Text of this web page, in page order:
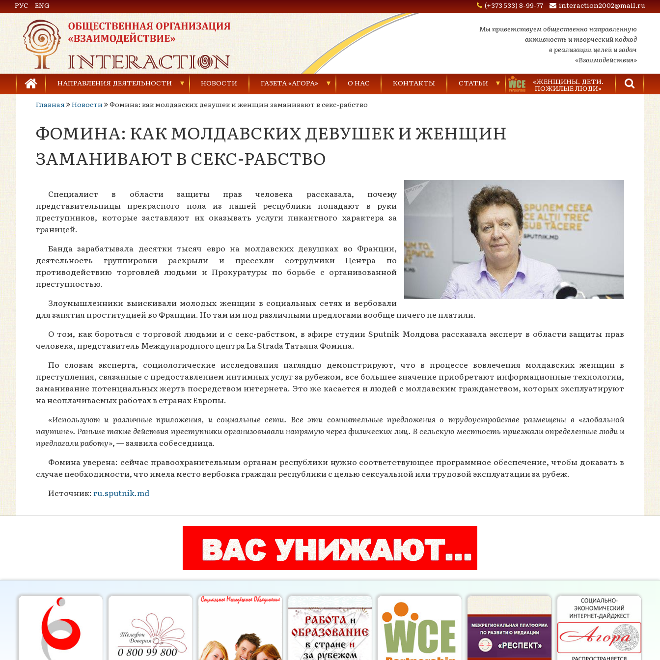
Общественная организация «Взаимодействие»
РУС ENG (+373 533) 8-99-77 interaction2002@mail.ru
Мы приветствуем общественно направленную
активность и творческий подход
в реализации целей и задач
«Взаимодействия»
НАПРАВЛЕНИЯ ДЕЯТЕЛЬНОСТИ
Предупреждение торговли людьми
Предупреждение насилия в семье
Развитие детей и молодёжи
НОВОСТИ ГАЗЕТА «АГОРА»
Газеты за 2021 г.
Газеты за 2020 г.
Газеты за 2018 г.
Газеты за 2016 г.
Газеты за 2014 г.
Газеты за 2013 г.
О НАС КОНТАКТЫ СТАТЬИ
Насилие в семье
«ЖЕНЩИНЫ. ДЕТИ.
ПОЖИЛЫЕ ЛЮДИ»
Главная
Новости Фомина: как молдавских девушек и женщин заманивают в секс-рабство
ФОМИНА: КАК МОЛДАВСКИХ ДЕВУШЕК И ЖЕНЩИН
ЗАМАНИВАЮТ В СЕКС-РАБСТВО
Специалист в области защиты прав человека рассказала, почему
представительницы прекрасного пола из нашей республики попадают в руки
преступников, которые заставляют их оказывать услуги пикантного характера за
границей.
Банда зарабатывала десятки тысяч евро на молдавских девушках во Франции,
деятельность группировки раскрыли и пресекли сотрудники Центра по
противодействию торговлей людьми и Прокуратуры по борьбе с организованной
преступностью.
Злоумышленники выискивали молодых женщин в социальных сетях и вербовали
для занятия проституцией во Франции. Но там им под различными предлогами вообще ничего не платили.
О том, как бороться с торговой людьми и с секс-рабством, в эфире студии Sputnik Молдова рассказала эксперт в области защиты прав
человека, представитель Международного центра La Strada Татьяна Фомина.
По словам эксперта, социологические исследования наглядно демонстрируют, что в процессе вовлечения молдавских женщин в
преступления, связанные с предоставлением интимных услуг за рубежом, все большее значение приобретают информационные технологии,
заманивание потенциальных жертв посредством интернета. Это же касается и людей с молдавским гражданством, которых эксплуатируют
на неоплачиваемых работах в странах Европы.
«Используют и различные приложения, и социальные сети. Все эти сомнительные предложения о трудоустройстве размещены в «глобальной
паутине». Раньше такие действия преступники организовывали напрямую через физических лиц. В сельскую местность приезжали определенные люди и
предлагали работу», — заявила собеседница.
Фомина уверена: сейчас правоохранительным органам республики нужно соответствующее программное обеспечение, чтобы доказать в
случае необходимости, что имела место вербовка граждан республики с целью сексуальной или трудовой эксплуатации за рубеж.
Источник: ru.sputnik.md